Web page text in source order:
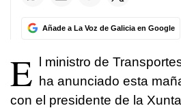
Añade a La Voz de Galicia en Google
E l ministro de
ha anunciado esta
con el presidente de la